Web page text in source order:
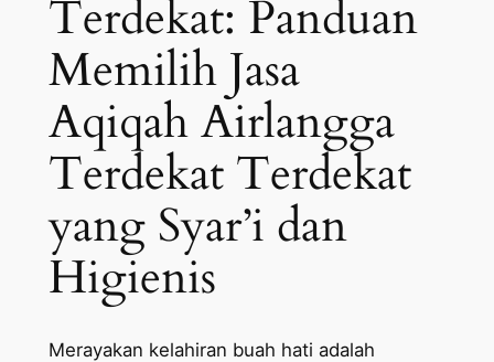
Terdekat: Panduan
Memilih Jasa
Aqiqah Airlangga
Terdekat Terdekat
yang Syar’i dan
Higienis
Merayakan kelahiran buah hati adalah